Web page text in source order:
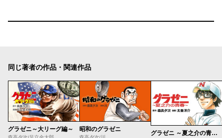
同じ著者の作品・関連作品
グラゼニ～大リーグ編～ 昭和のグラゼニ
グラゼニ ～夏之介の青春～